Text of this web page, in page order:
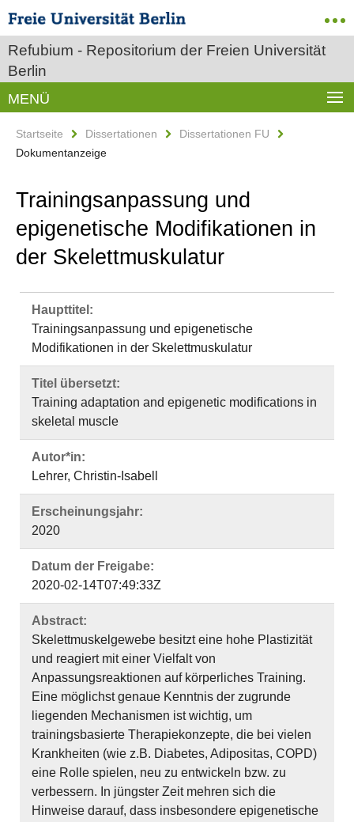
Refubium - Repositorium der Freien Universität
Berlin
MENÜ
Startseite Dissertationen
Dissertationen FU
Dokumentanzeige
Trainingsanpassung und
epigenetische Modifikationen in
der Skelettmuskulatur
Haupttitel:
Trainingsanpassung und epigenetische
Modifikationen in der Skelettmuskulatur
Titel übersetzt:
Training adaptation and epigenetic modifications in
skeletal muscle
Autor*in:
Lehrer, Christin-Isabell
Erscheinungsjahr:
2020
Datum der Freigabe:
2020-02-14T07:49:33Z
Abstract:
Skelettmuskelgewebe besitzt eine hohe Plastizität
und reagiert mit einer Vielfalt von
Anpassungsreaktionen auf körperliches Training.
Eine möglichst genaue Kenntnis der zugrunde
liegenden Mechanismen ist wichtig, um
trainingsbasierte Therapiekonzepte, die bei vielen
Krankheiten (wie z.B. Diabetes, Adipositas, COPD)
eine Rolle spielen, neu zu entwickeln bzw. zu
verbessern. In jüngster Zeit mehren sich die
Hinweise darauf, dass insbesondere epigenetische